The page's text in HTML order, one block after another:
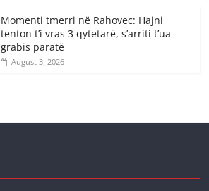
Momenti tmerri në Rahovec: Hajni
tenton t’i vras 3 qytetarë, s’arriti t’ua
grabis paratë
August 3, 2026